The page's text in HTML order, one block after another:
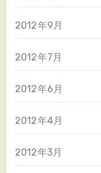
2012年9月
2012年7月
2012年6月
2012年4月
2012年3月